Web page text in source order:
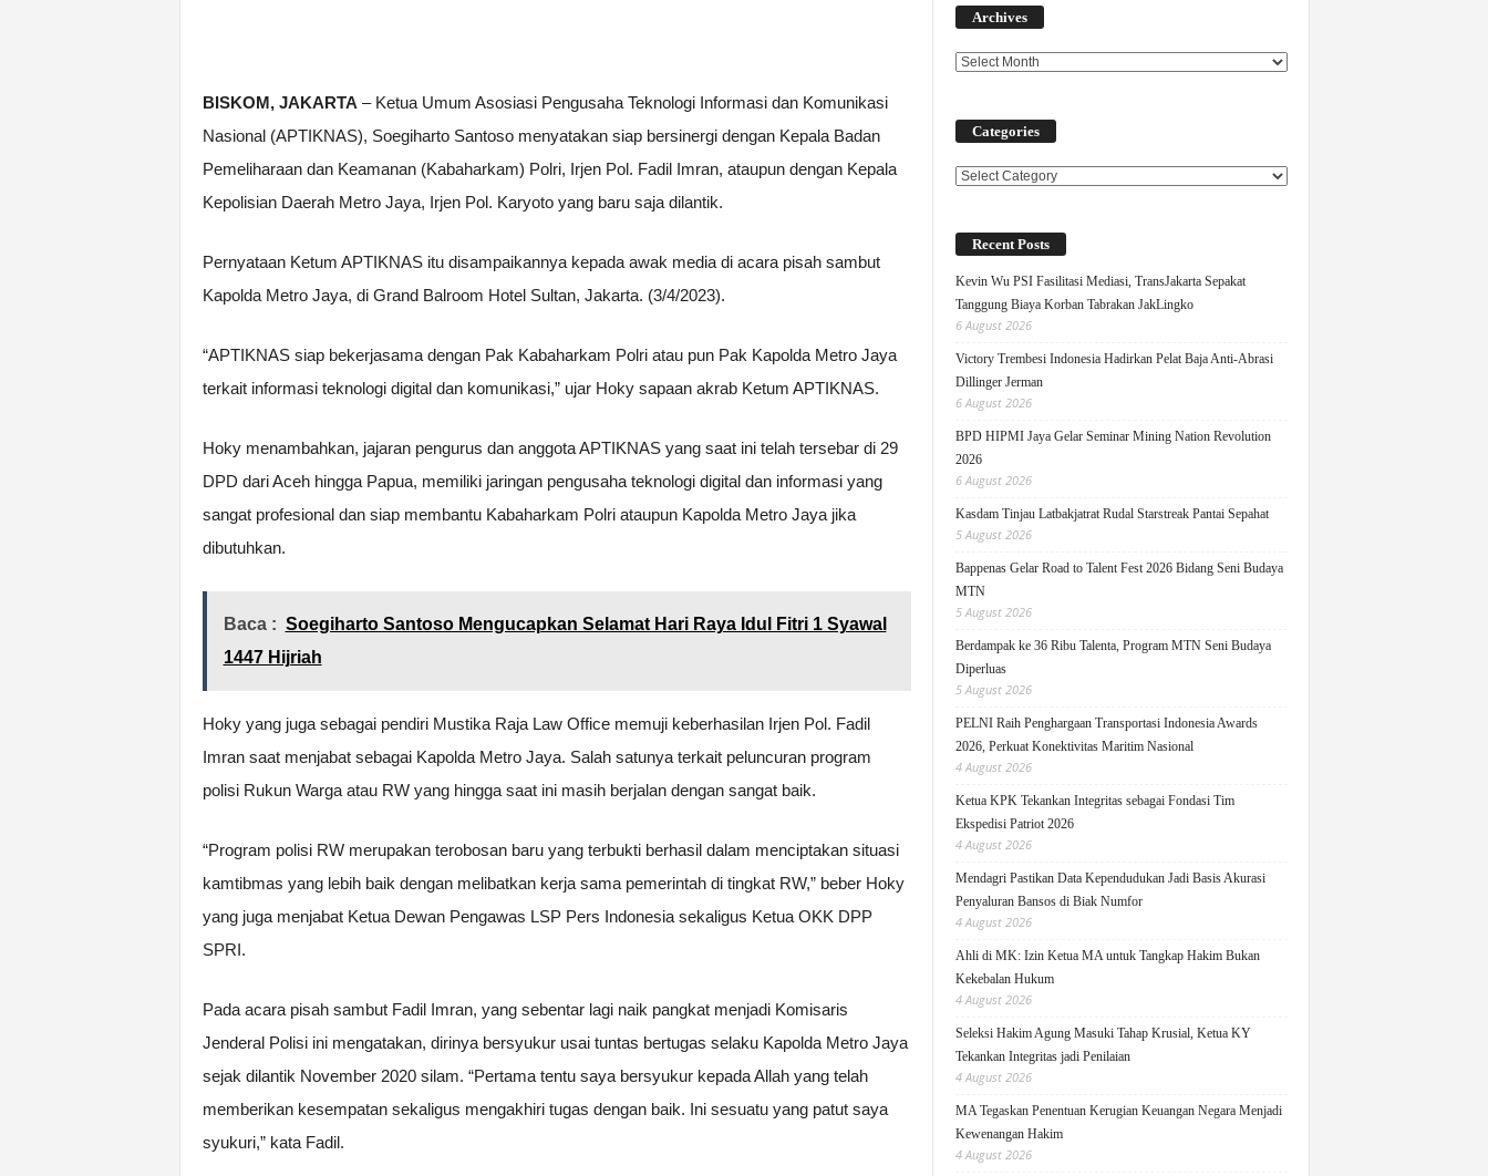
BISKOM, JAKARTA – Ketua Umum Asosiasi Pengusaha Teknologi Informasi dan Komunikasi
Nasional (APTIKNAS), Soegiharto Santoso menyatakan siap bersinergi dengan Kepala Badan
Pemeliharaan dan Keamanan (Kabaharkam) Polri, Irjen Pol. Fadil Imran, ataupun dengan Kepala
Kepolisian Daerah Metro Jaya, Irjen Pol. Karyoto yang baru saja dilantik.
Pernyataan Ketum APTIKNAS itu disampaikannya kepada awak media di acara pisah sambut
Kapolda Metro Jaya, di Grand Balroom Hotel Sultan, Jakarta. (3/4/2023).
“APTIKNAS siap bekerjasama dengan Pak Kabaharkam Polri atau pun Pak Kapolda Metro Jaya
terkait informasi teknologi digital dan komunikasi,” ujar Hoky sapaan akrab Ketum APTIKNAS.
Hoky menambahkan, jajaran pengurus dan anggota APTIKNAS yang saat ini telah tersebar di 29
DPD dari Aceh hingga Papua, memiliki jaringan pengusaha teknologi digital dan informasi yang
sangat profesional dan siap membantu Kabaharkam Polri ataupun Kapolda Metro Jaya jika
dibutuhkan.
Baca : Soegiharto Santoso Mengucapkan Selamat Hari Raya Idul Fitri 1 Syawal
1447 Hijriah
Hoky yang juga sebagai pendiri Mustika Raja Law Office memuji keberhasilan Irjen Pol. Fadil
Imran saat menjabat sebagai Kapolda Metro Jaya. Salah satunya terkait peluncuran program
polisi Rukun Warga atau RW yang hingga saat ini masih berjalan dengan sangat baik.
“Program polisi RW merupakan terobosan baru yang terbukti berhasil dalam menciptakan situasi
kamtibmas yang lebih baik dengan melibatkan kerja sama pemerintah di tingkat RW,” beber Hoky
yang juga menjabat Ketua Dewan Pengawas LSP Pers Indonesia sekaligus Ketua OKK DPP
SPRI.
Pada acara pisah sambut Fadil Imran, yang sebentar lagi naik pangkat menjadi Komisaris
Jenderal Polisi ini mengatakan, dirinya bersyukur usai tuntas bertugas selaku Kapolda Metro Jaya
sejak dilantik November 2020 silam. “Pertama tentu saya bersyukur kepada Allah yang telah
memberikan kesempatan sekaligus mengakhiri tugas dengan baik. Ini sesuatu yang patut saya
syukuri,” kata Fadil.
Archives
Categories
Categories
Recent Posts
Kevin Wu PSI Fasilitasi Mediasi, TransJakarta Sepakat
Tanggung Biaya Korban Tabrakan JakLingko
6 August 2026
Victory Trembesi Indonesia Hadirkan Pelat Baja Anti-Abrasi
Dillinger Jerman
6 August 2026
BPD HIPMI Jaya Gelar Seminar Mining Nation Revolution
2026
6 August 2026
Kasdam Tinjau Latbakjatrat Rudal Starstreak Pantai Sepahat
5 August 2026
Bappenas Gelar Road to Talent Fest 2026 Bidang Seni Budaya
MTN
5 August 2026
Berdampak ke 36 Ribu Talenta, Program MTN Seni Budaya
Diperluas
5 August 2026
PELNI Raih Penghargaan Transportasi Indonesia Awards
2026, Perkuat Konektivitas Maritim Nasional
4 August 2026
Ketua KPK Tekankan Integritas sebagai Fondasi Tim
Ekspedisi Patriot 2026
4 August 2026
Mendagri Pastikan Data Kependudukan Jadi Basis Akurasi
Penyaluran Bansos di Biak Numfor
4 August 2026
Ahli di MK: Izin Ketua MA untuk Tangkap Hakim Bukan
Kekebalan Hukum
4 August 2026
Seleksi Hakim Agung Masuki Tahap Krusial, Ketua KY
Tekankan Integritas jadi Penilaian
4 August 2026
MA Tegaskan Penentuan Kerugian Keuangan Negara Menjadi
Kewenangan Hakim
4 August 2026